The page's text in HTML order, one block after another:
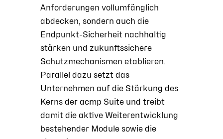
Anforderungen vollumfänglich
abdecken, sondern auch die
Endpunkt-Sicherheit nachhaltig
stärken und zukunftssichere
Schutzmechanismen etablieren.
Parallel dazu setzt das
Unternehmen auf die Stärkung des
Kerns der acmp Suite und treibt
damit die aktive Weiterentwicklung
bestehender Module sowie die